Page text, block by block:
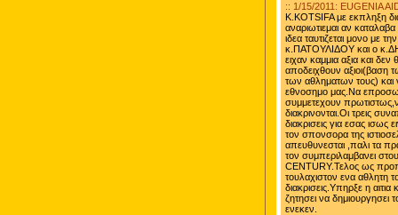
:: 1/15/2011: EUGENIA
K.KOTSIFA με εκπληξη
αναριωτιεμαι αν
ιδεα ταυτιζεται μονο με
κ.ΠΑΤΟΥΛΙΔΟΥ και ο
ειχαν καμμια αξια και
αποδειχθουν αξιοι(βαση
των αθληματων τους) και
εθνοσημο μας.Να
συμμετεχουν
διακρινονται.Οι τρεις
διακρισεις για εσας ισως
τον σπονσορα της
απευθυνεσται ,παλι τα
τον συμπεριλαμβανει
CENTURY.Τελος ως
τουλαχιστον ενα αθλητη
διακρισεις.Υπηρξε η
ζητησει να δημιουργησει
ενεκεν.